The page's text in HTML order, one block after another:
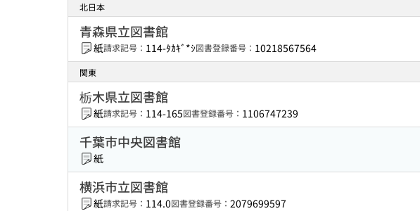
北日本
青森県立図書館
紙請求記号： 114-ﾀｶｷﾞ*ｼ図書登録番号： 10218567564
関東
栃木県立図書館
紙請求記号： 114-165図書登録番号： 1106747239
千葉市中央図書館
紙
横浜市立図書館
紙請求記号： 114.0図書登録番号： 2079699597